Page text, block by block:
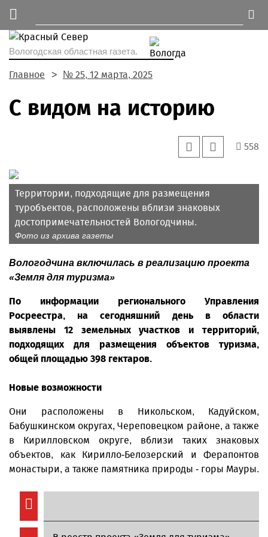
Вологодская областная газета.
Главное № 25, 12 марта, 2025
С видом на историю
558
Территории, подходящие для размещения
туробъектов, расположены вблизи знаковых
достопримечательностей Вологодчины.
Фото из архива газеты
Вологодчина включилась в реализацию проекта
«Земля для туризма»
По информации регионального Управления
Росреестра, на сегодняшний день в области
выявлены 12 земельных участков и территорий,
подходящих для размещения объектов туризма,
общей площадью 398 гектаров.
Новые возможности
Они расположены в Никольском, Кадуйском,
Бабушкинском округах, Череповецком районе, а также
в Кирилловском округе, вблизи таких знаковых
объектов, как Кирилло-Белозерский и Ферапонтов
монастыри, а также памятника природы - горы Мауры.